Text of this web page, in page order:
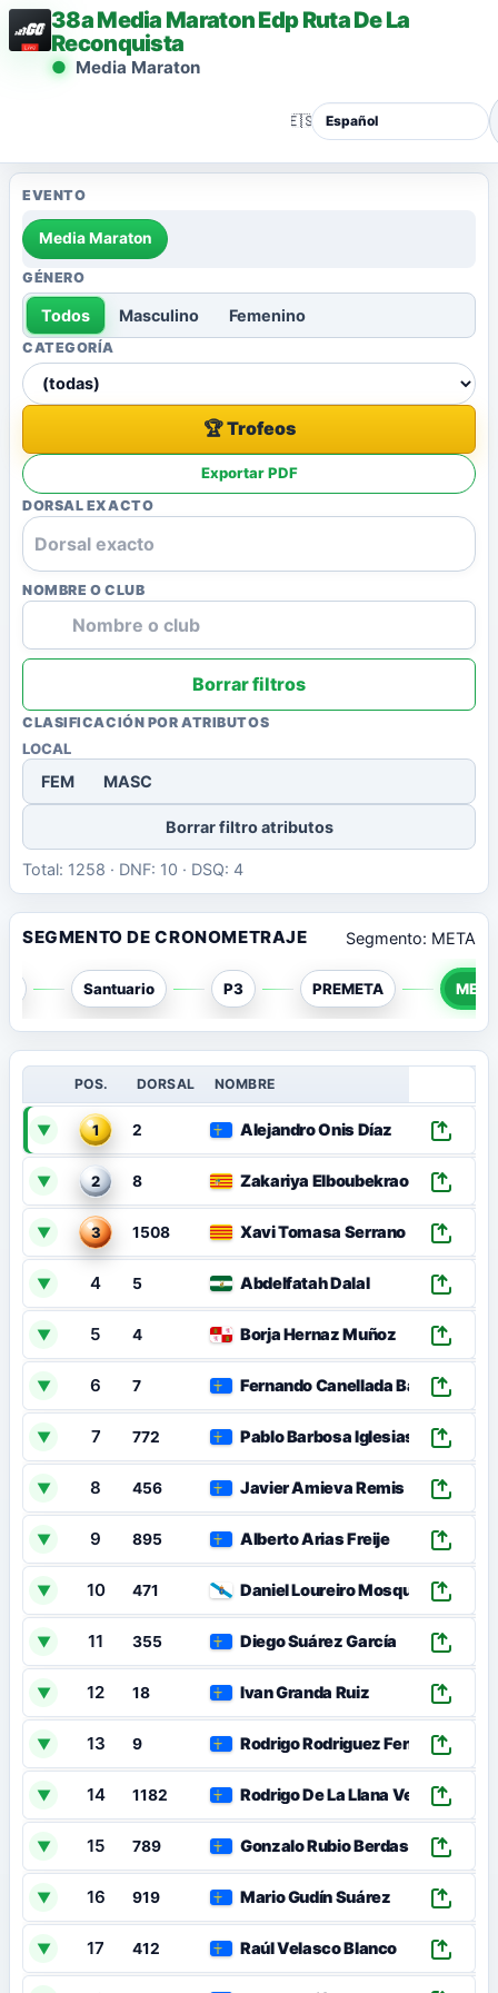
38a Media Maraton Edp Ruta De La
Reconquista
Media Maraton
🇪🇸
EVENTO
Media Maraton
GÉNERO
Todos Masculino Femenino
CATEGORÍA
🏆 Trofeos
Exportar PDF
DORSAL EXACTO
NOMBRE O CLUB
Borrar filtros
CLASIFICACIÓN POR ATRIBUTOS
LOCAL
FEM MASC
Borrar filtro atributos
Total: 1258 · DNF: 10 · DSQ: 4
SEGMENTO DE CRONOMETRAJE Segmento: META
Santuario P3 PREMETA META
POS. DORSAL NOMBRE
▼ 1 2 Alejandro Onis Díaz
▼ 2 8 Zakariya Elboubekraoui
▼ 3 1508 Xavi Tomasa Serrano
▼ 4 5 Abdelfatah Dalal
▼ 5 4 Borja Hernaz Muñoz
▼ 6 7 Fernando Canellada Barbón
▼ 7 772 Pablo Barbosa Iglesias
▼ 8 456 Javier Amieva Remis
▼ 9 895 Alberto Arias Freije
▼ 10 471 Daniel Loureiro Mosquera
▼ 11 355 Diego Suárez García
▼ 12 18 Ivan Granda Ruiz
▼ 13 9 Rodrigo Rodriguez Fernandez
▼ 14 1182 Rodrigo De La Llana Vega
▼ 15 789 Gonzalo Rubio Berdasco
▼ 16 919 Mario Gudín Suárez
▼ 17 412 Raúl Velasco Blanco